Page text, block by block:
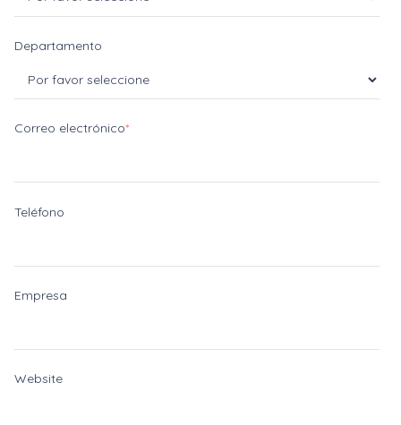
Departamento
Correo electrónico*
Teléfono
Empresa
Website